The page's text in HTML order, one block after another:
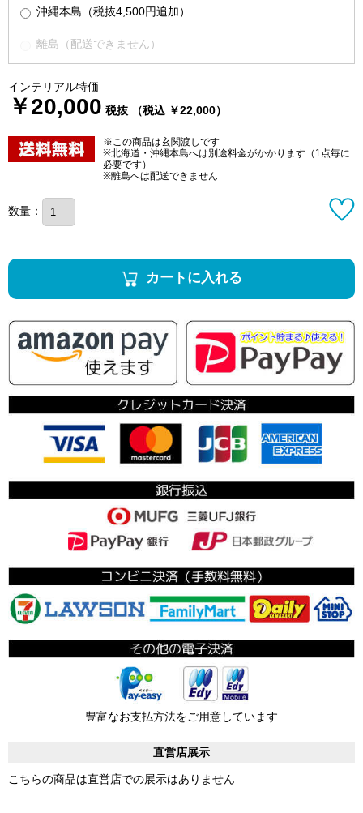
沖縄本島（税抜4,500円追加）
離島（配送できません）
インテリアル特価
￥20,000 税抜 （税込 ￥22,000）
※この商品は玄関渡しです
※北海道・沖縄本島へは別途料金がかかります（1点毎に
必要です）
※離島へは配送できません
数量：
カートに入れる
豊富なお支払方法をご用意しています
直営店展示
こちらの商品は直営店での展示はありません